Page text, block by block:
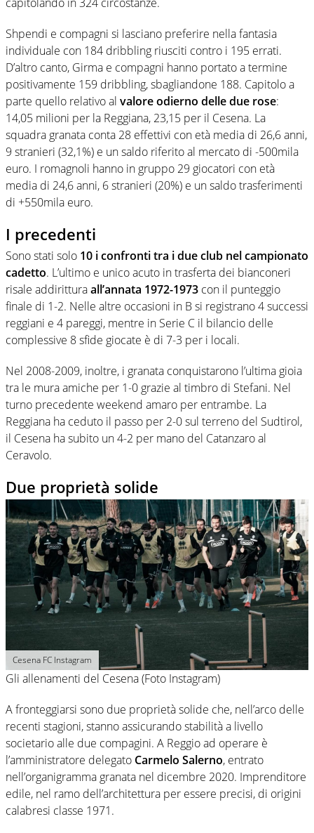
Shpendi e compagni si lasciano preferire nella fantasia
individuale con 184 dribbling riusciti contro i 195 errati.
D’altro canto, Girma e compagni hanno portato a termine
positivamente 159 dribbling, sbagliandone 188. Capitolo a
parte quello relativo al valore odierno delle due rose:
14,05 milioni per la Reggiana, 23,15 per il Cesena. La
squadra granata conta 28 effettivi con età media di 26,6 anni,
9 stranieri (32,1%) e un saldo riferito al mercato di -500mila
euro. I romagnoli hanno in gruppo 29 giocatori con età
media di 24,6 anni, 6 stranieri (20%) e un saldo trasferimenti
di +550mila euro.
I precedenti
Sono stati solo 10 i confronti tra i due club nel campionato
cadetto. L’ultimo e unico acuto in trasferta dei bianconeri
risale addiritturaall’annata 1972-1973 con il punteggio
finale di 1-2. Nelle altre occasioni in B si registrano 4 successi
reggiani e 4 pareggi, mentre in Serie C il bilancio delle
complessive 8 sfide giocate è di 7-3 per i locali.
Nel 2008-2009, inoltre, i granata conquistarono l’ultima gioia
tra le mura amiche per 1-0 grazie al timbro di Stefani. Nel
turno precedente weekend amaro per entrambe. La
Reggiana ha ceduto il passo per 2-0 sul terreno del Sudtirol,
il Cesena ha subito un 4-2 per mano del Catanzaro al
Ceravolo.
Due proprietà solide
Cesena FC Instagram
Gli allenamenti del Cesena (Foto Instagram)
A fronteggiarsi sono due proprietà solide che, nell’arco delle
recenti stagioni, stanno assicurando stabilità a livello
societario alle due compagini. A Reggio ad operare è
l’amministratore delegato Carmelo Salerno, entrato
nell’organigramma granata nel dicembre 2020. Imprenditore
edile, nel ramo dell’architettura per essere precisi, di origini
calabresi classe 1971.